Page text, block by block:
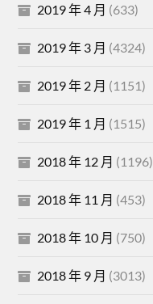
2019 年 4 月 (633)
2019 年 3 月 (4324)
2019 年 2 月 (1151)
2019 年 1 月 (1515)
2018 年 12 月 (1196)
2018 年 11 月 (453)
2018 年 10 月 (750)
2018 年 9 月 (3013)